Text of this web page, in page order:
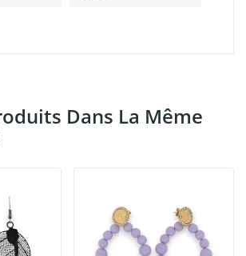
Dans La Même